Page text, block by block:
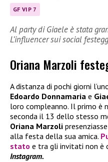
GF VIP 7
Al party di Giaele è stata
L’influencer sui social
Oriana Marzoli
A distanza di pochi giorni
Edoardo Donnamaria e
loro compleanno. Il primo
seconda il 13 dello stesso
Oriana Marzoli
alla festa della sua amica.
stato e tra gli invitati non è
Instagram.